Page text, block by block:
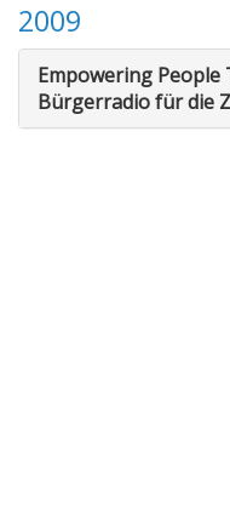
2009
Empowering People
Bürgerradio für die